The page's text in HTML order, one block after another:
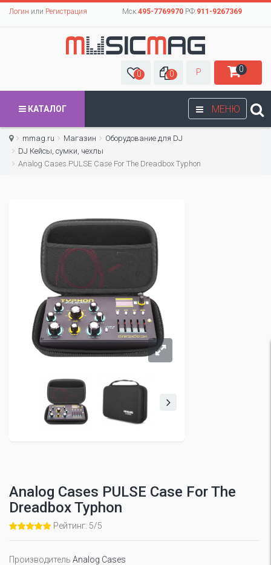
Логин или Регистрация Мск:495-7769970РФ:911-9267369
0 0 Р 0
МЕНЮ
КАТАЛОГ
mmag.ru Магазин
Оборудование для DJ
DJ Кейсы, сумки, чехлы
Analog Cases PULSE Case For The Dreadbox Typhon
Analog Cases PULSE Case For The
Dreadbox Typhon
Рейтинг: 5/5
Производитель Analog Cases